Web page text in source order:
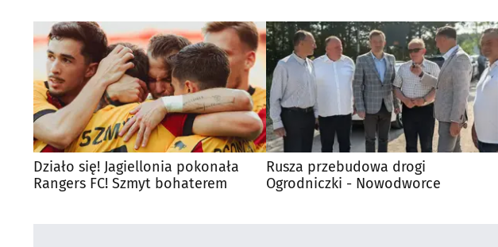
Działo się! Jagiellonia pokonała
Rangers FC! Szmyt bohaterem
Rusza przebudowa drogi
Ogrodniczki - Nowodworce